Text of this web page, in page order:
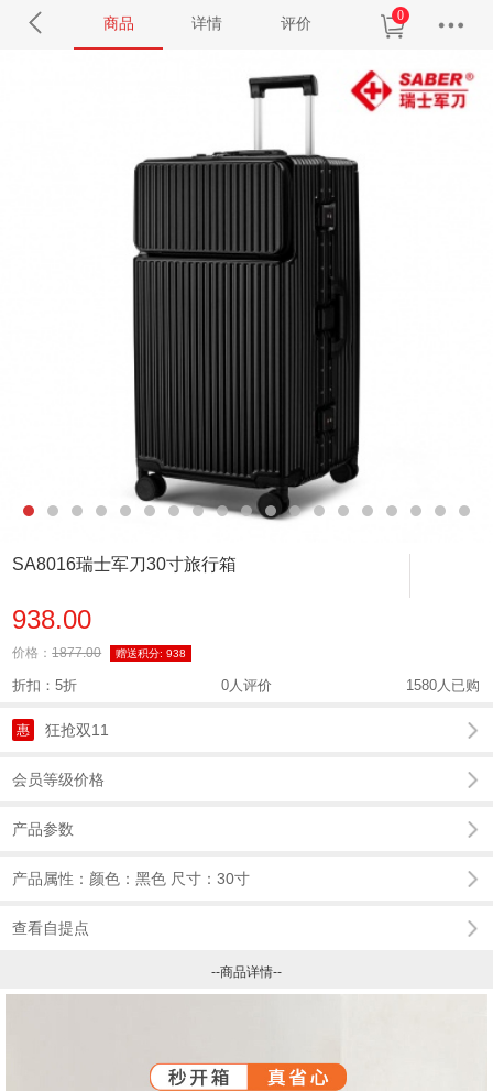
商品 详情 评价 0
SA8016瑞士军刀30寸旅行箱
938.00
价格：1877.00 赠送积分:938
折扣：5折 0人评价 1580人已购
惠 狂抢双11
会员等级价格
产品参数
产品属性：颜色：黑色 尺寸：30寸
查看自提点
--商品详情--